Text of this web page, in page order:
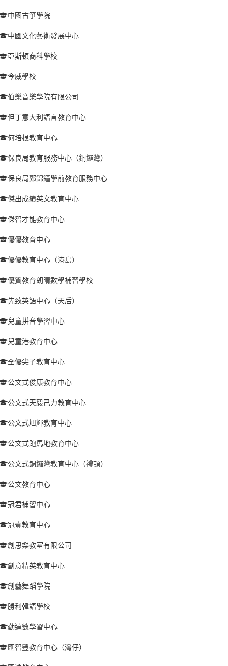
中國古箏學院
中國文化藝術發展中心
亞斯頓商科學校
今威學校
伯樂音樂學院有限公司
但丁意大利語言教育中心
何培根教育中心
保良局教育服務中心（銅鑼灣）
保良局鄭錦鐘學前教育服務中心
傑出成績英文教育中心
傑智才能教育中心
優優教育中心
優優教育中心（港島）
優質教育朗晴數學補習學校
先致英語中心（天后）
兒童拼音學習中心
兒童港教育中心
全優尖子教育中心
公文式俊康教育中心
公文式天毅己力教育中心
公文式旭輝教育中心
公文式跑馬地教育中心
公文式銅鑼灣教育中心（禮頓）
公文教育中心
冠君補習中心
冠壹教育中心
創思樂教室有限公司
創意精英教育中心
創藝舞蹈學院
勝利韓語學校
勤達數學習中心
匯智豐教育中心（灣仔）